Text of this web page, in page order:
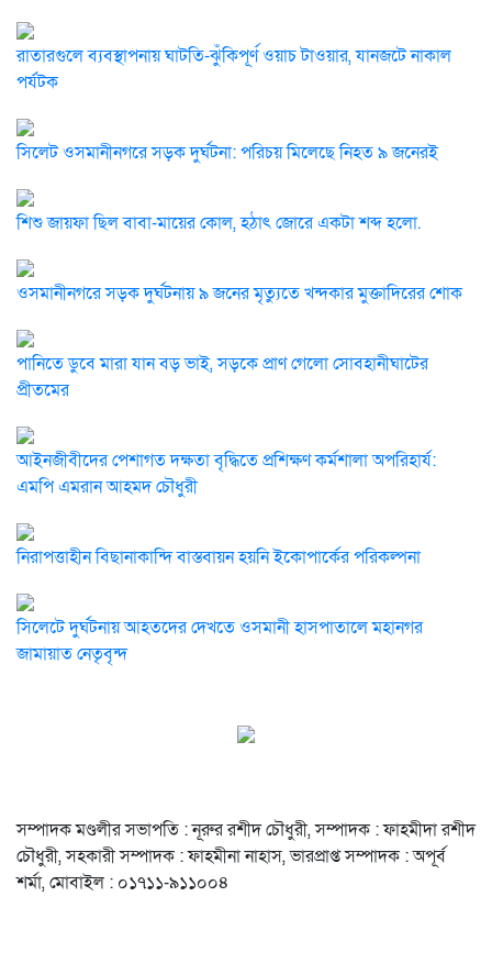
রাতারগুলে ব্যবস্থাপনায় ঘাটতি-ঝুঁকিপূর্ণ ওয়াচ টাওয়ার, যানজটে নাকাল
পর্যটক
সিলেট ওসমানীনগরে সড়ক দুর্ঘটনা: পরিচয় মিলেছে নিহত ৯ জনেরই
শিশু জায়ফা ছিল বাবা-মায়ের কোল, হঠাৎ জোরে একটা শব্দ হলো.
ওসমানীনগরে সড়ক দুর্ঘটনায় ৯ জনের মৃত্যুতে খন্দকার মুক্তাদিরের শোক
পানিতে ডুবে মারা যান বড় ভাই, সড়কে প্রাণ গেলো সোবহানীঘাটের
প্রীতমের
আইনজীবীদের পেশাগত দক্ষতা বৃদ্ধিতে প্রশিক্ষণ কর্মশালা অপরিহার্য:
এমপি এমরান আহমদ চৌধুরী
নিরাপত্তাহীন বিছানাকান্দি বাস্তবায়ন হয়নি ইকোপার্কের পরিকল্পনা
সিলেটে দুর্ঘটনায় আহতদের দেখতে ওসমানী হাসপাতালে মহানগর
জামায়াত নেতৃবৃন্দ
সম্পাদক মণ্ডলীর সভাপতি : নূরুর রশীদ চৌধুরী, সম্পাদক : ফাহমীদা রশীদ
চৌধুরী, সহকারী সম্পাদক : ফাহমীনা নাহাস, ভারপ্রাপ্ত সম্পাদক : অপূর্ব
শর্মা, মোবাইল : ০১৭১১-৯১১০০৪